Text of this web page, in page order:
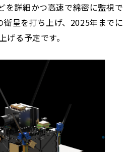
を詳細かつ高速で綿密に監視で
衛星を打ち上げ、2025年までに
る予定です。